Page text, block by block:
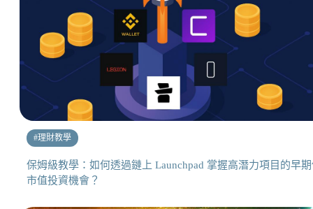
#理財教學
保姆級教學：如何透過鏈上 Launchpad 掌握高潛力項目的早
市值投資機會？